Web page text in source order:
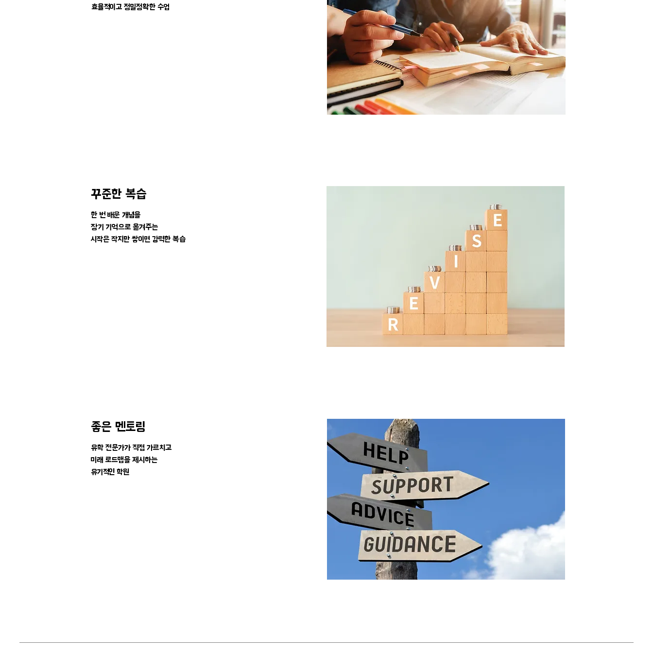
효율적이고 정밀정확한 수업
꾸준한 복습
한 번 배운 개념을
장기 기억으로 옮겨주는
​시작은 작지만 쌓이면 강력한 복습
​좋은 멘토링​
유학 전문가가 직접 가르치고
미래 로드맵을 제시하는
​유기적인 학원